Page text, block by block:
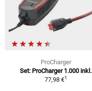
ProCharger
Set: ProCharger 1.000 inkl.
77,98 €1